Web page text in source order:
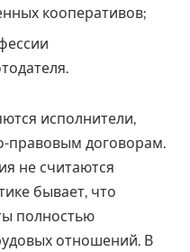
кооперативов;
исполнители,
правовым договорам.
не считаются
бывает, что
полностью
отношений. В